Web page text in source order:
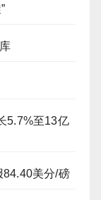
5.7%至13亿
84.40美分/磅